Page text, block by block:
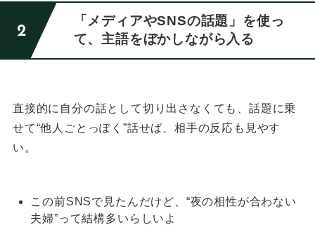
「メディアやSNSの話題」を使っ
て、主語をぼかしながら入る
直接的に自分の話として切り出さなくても、話題に乗
せて“他人ごとっぽく”話せば、相手の反応も見やす
い。
この前SNSで見たんだけど、“夜の相性が合わない
夫婦”って結構多いらしいよ